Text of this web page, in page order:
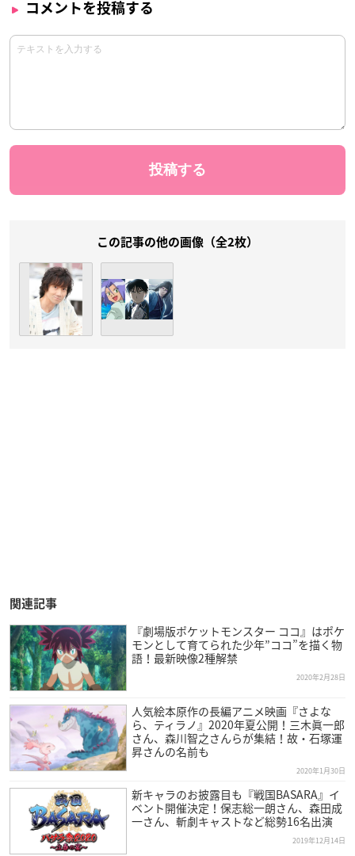
コメントを投稿する
この記事の他の画像（全2枚）
関連記事
『劇場版ポケットモンスター ココ』はポケ
モンとして育てられた少年”ココ”を描く物
語！最新映像2種解禁
2020年2月28日
人気絵本原作の長編アニメ映画『さよな
ら、ティラノ』2020年夏公開！三木眞一郎
さん、森川智之さんらが集結！故・石塚運
昇さんの名前も
2020年1月30日
新キャラのお披露目も『戦国BASARA』イ
ベント開催決定！保志総一朗さん、森田成
一さん、斬劇キャストなど総勢16名出演
2019年12月14日